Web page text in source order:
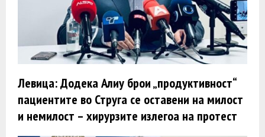
Левица: Додека Алиу брои „продуктивност“
пациентите во Струга се оставени на милост
и немилост – хирурзите излегоа на протест